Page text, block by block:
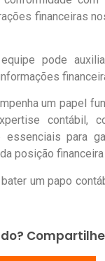
financeiras
pode
um papel
contábil,
essenciais para
posição
um papo